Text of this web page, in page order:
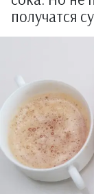
получатся